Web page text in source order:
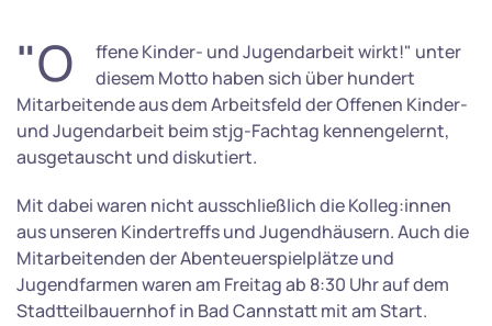
"O
ffene Kinder- und Jugendarbeit wirkt!" unter
diesem Motto haben sich über hundert
Mitarbeitende aus dem Arbeitsfeld der Offenen Kinder-
und Jugendarbeit beim stjg-Fachtag kennengelernt,
ausgetauscht und diskutiert.
Mit dabei waren nicht ausschließlich die Kolleg:innen
aus unseren Kindertreffs und Jugendhäusern. Auch die
Mitarbeitenden der Abenteuerspielplätze und
Jugendfarmen waren am Freitag ab 8:30 Uhr auf dem
Stadtteilbauernhof in Bad Cannstatt mit am Start.